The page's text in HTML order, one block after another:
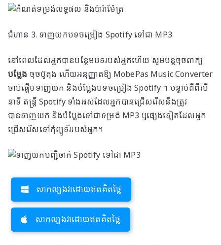
ជំហាន 3. ទាញយកបទចម្រៀង Spotify ទៅជា MP3
នៅពេលដែលអ្នកបានបន្ថែមបទរបស់អ្នកហើយ សូមបន្តចុចពាក្យ
បម្លែង ចុចប៊ូតុង ហើយអនុញ្ញាតឱ្យ MobePas Music Converter
ចាប់ផ្តើមទាញយក និងបំប្លែងបទចម្រៀង Spotify ។ បន្ទាប់ពីពីរបី
នាទី តន្ត្រី Spotify ទាំងអស់ដែលអ្នកបានជ្រើសរើសនឹងត្រូវ
បានទាញយក និងបំប្លែងទៅជាទម្រង់ MP3 ឬផ្សេងទៀតដែលអ្នក
ជ្រើសរើសទៅកុំព្យូទ័ររបស់អ្នក។
សាកល្បងវាដោយឥតគិតថ្លៃ
សាកល្បងវាដោយឥតគិតថ្លៃ